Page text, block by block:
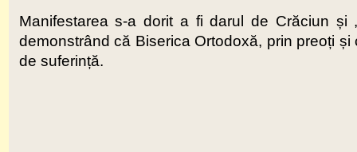
Manifestarea s-a dorit a fi darul de Crăciun și
demonstrând că Biserica Ortodoxă, prin preoți
de suferință.